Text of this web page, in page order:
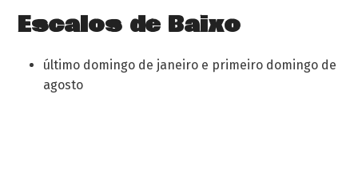
Escalos de Baixo
último domingo de janeiro e primeiro domingo de
agosto